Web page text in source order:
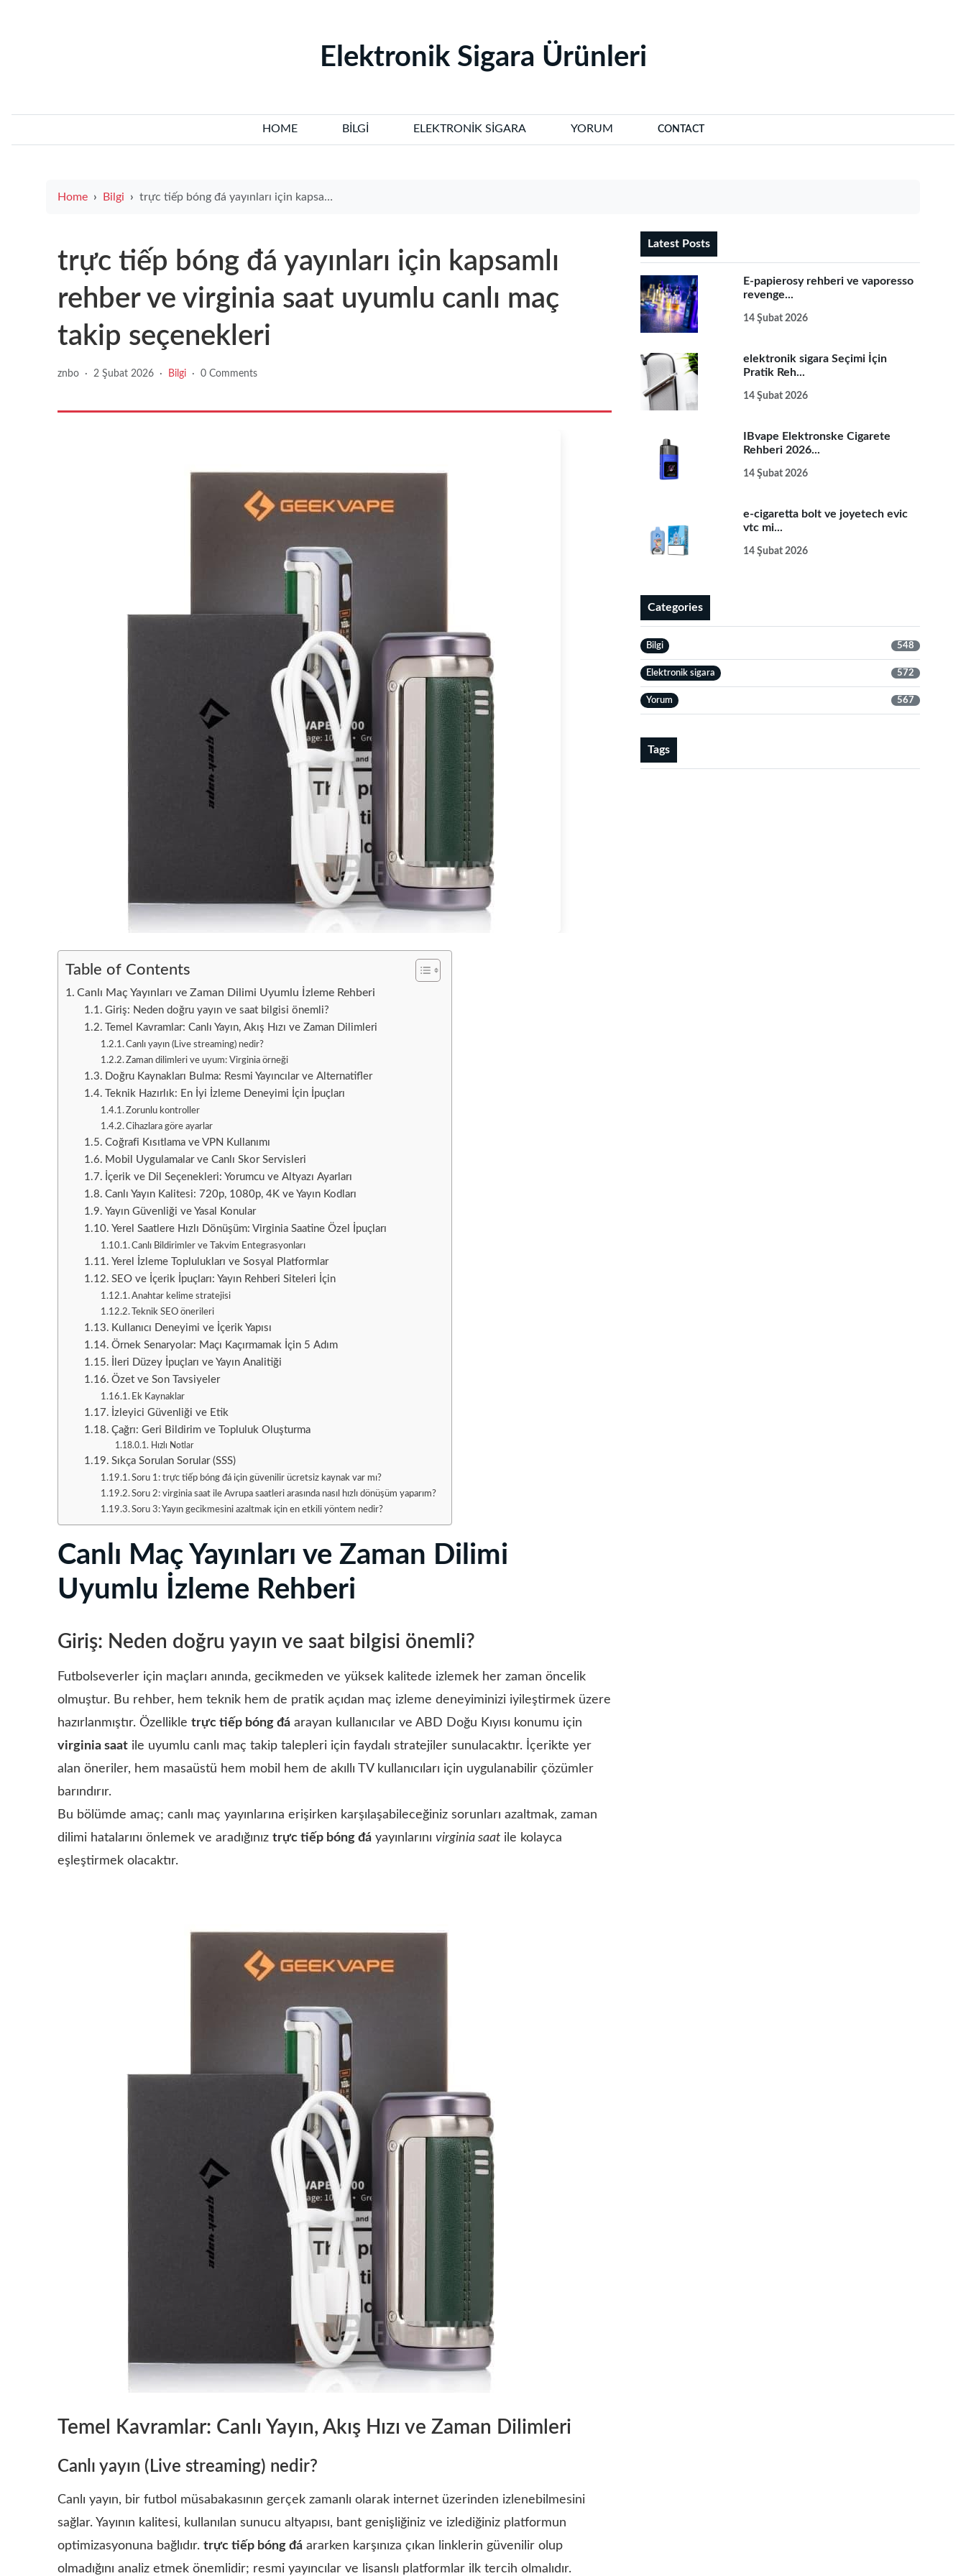
‌Elektronik Sigara Ürünleri‌
HOME BILGI ELEKTRONIK SIGARA YORUM CONTACT
Home Bilgi trực tiếp bóng đá yayınları için kapsamlı rehber ve virginia saat uyumlu canlı maç takip seçenekleri
trực tiếp bóng đá yayınları için kapsamlı
rehber ve virginia saat uyumlu canlı maç
takip seçenekleri
znbo · 2 Şubat 2026 · Bilgi · 0 Comments
Table of Contents
Canlı Maç Yayınları ve Zaman Dilimi Uyumlu İzleme Rehberi
Giriş: Neden doğru yayın ve saat bilgisi önemli?
Temel Kavramlar: Canlı Yayın, Akış Hızı ve Zaman Dilimleri
Canlı yayın (Live streaming) nedir?
Zaman dilimleri ve uyum: Virginia örneği
Doğru Kaynakları Bulma: Resmi Yayıncılar ve Alternatifler
Teknik Hazırlık: En İyi İzleme Deneyimi İçin İpuçları
Zorunlu kontroller
Cihazlara göre ayarlar
Coğrafi Kısıtlama ve VPN Kullanımı
Mobil Uygulamalar ve Canlı Skor Servisleri
İçerik ve Dil Seçenekleri: Yorumcu ve Altyazı Ayarları
Canlı Yayın Kalitesi: 720p, 1080p, 4K ve Yayın Kodları
Yayın Güvenliği ve Yasal Konular
Yerel Saatlere Hızlı Dönüşüm: Virginia Saatine Özel İpuçları
Canlı Bildirimler ve Takvim Entegrasyonları
Yerel İzleme Toplulukları ve Sosyal Platformlar
SEO ve İçerik İpuçları: Yayın Rehberi Siteleri İçin
Anahtar kelime stratejisi
Teknik SEO önerileri
Kullanıcı Deneyimi ve İçerik Yapısı
Örnek Senaryolar: Maçı Kaçırmamak İçin 5 Adım
İleri Düzey İpuçları ve Yayın Analitiği
Özet ve Son Tavsiyeler
Ek Kaynaklar
İzleyici Güvenliği ve Etik
Çağrı: Geri Bildirim ve Topluluk Oluşturma
Hızlı Notlar
Sıkça Sorulan Sorular (SSS)
Soru 1: trực tiếp bóng đá için güvenilir ücretsiz kaynak var mı?
Soru 2: virginia saat ile Avrupa saatleri arasında nasıl hızlı dönüşüm yaparım?
Soru 3: Yayın gecikmesini azaltmak için en etkili yöntem nedir?
Canlı Maç Yayınları ve Zaman Dilimi
Uyumlu İzleme Rehberi
Giriş: Neden doğru yayın ve saat bilgisi önemli?
Futbolseverler için maçları anında, gecikmeden ve yüksek kalitede izlemek her zaman öncelik
olmuştur. Bu rehber, hem teknik hem de pratik açıdan maç izleme deneyiminizi iyileştirmek üzere
hazırlanmıştır. Özellikle trực tiếp bóng đá arayan kullanıcılar ve ABD Doğu Kıyısı konumu için
virginia saat ile uyumlu canlı maç takip talepleri için faydalı stratejiler sunulacaktır. İçerikte yer
alan öneriler, hem masaüstü hem mobil hem de akıllı TV kullanıcıları için uygulanabilir çözümler
barındırır.
Bu bölümde amaç; canlı maç yayınlarına erişirken karşılaşabileceğiniz sorunları azaltmak, zaman
dilimi hatalarını önlemek ve aradığınız trực tiếp bóng đá yayınlarını virginia saat ile kolayca
eşleştirmek olacaktır.
Temel Kavramlar: Canlı Yayın, Akış Hızı ve Zaman Dilimleri
Canlı yayın (Live streaming) nedir?
Canlı yayın, bir futbol müsabakasının gerçek zamanlı olarak internet üzerinden izlenebilmesini
sağlar. Yayının kalitesi, kullanılan sunucu altyapısı, bant genişliğiniz ve izlediğiniz platformun
optimizasyonuna bağlıdır. trực tiếp bóng đá ararken karşınıza çıkan linklerin güvenilir olup
olmadığını analiz etmek önemlidir; resmi yayıncılar ve lisanslı platformlar ilk tercih olmalıdır.
Latest Posts
E-papierosy rehberi ve vaporesso
revenge...
14 Şubat 2026
elektronik sigara Seçimi İçin
Pratik Reh...
14 Şubat 2026
IBvape Elektronske Cigarete
Rehberi 2026...
14 Şubat 2026
e-cigaretta bolt ve joyetech evic
vtc mi...
14 Şubat 2026
Categories
Bilgi 548
Elektronik sigara 572
Yorum 567
Tags